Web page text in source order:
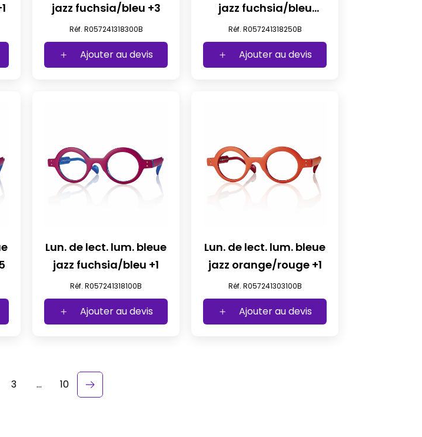
fluo +1
jazz fuchsia/bleu +3
Réf. R057241318300B
Ajouter au devis
jazz fuchsia/bleu
+2,50
Réf. R057241318250B
Ajouter au devis
Lun. de lect. lum. bleue
jazz fuchsia/bleu +1
Réf. R057241318100B
Ajouter au devis
Lun. de lect. lum. bleue
jazz orange/rouge +1
Réf. R057241303100B
Ajouter au devis
3 … 10 keyboard_arrow_rightSuivant